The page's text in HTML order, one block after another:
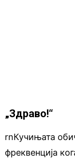
„Здраво!“
rnКучињата
фреквенција